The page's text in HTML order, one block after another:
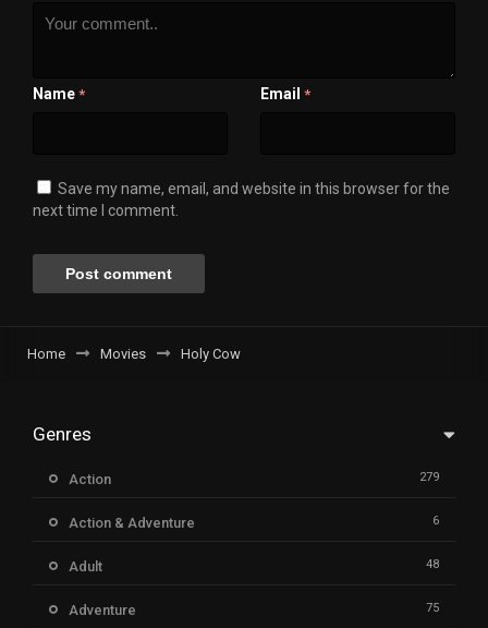
Name * Email *
Save my name, email, and website in this browser for the
next time I comment.
Home Movies Holy Cow
Genres
Action 279
Action & Adventure 6
Adult 48
Adventure 75